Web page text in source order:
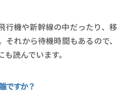
行機や新幹線の中だったり、移
れから待機時間もあるので、
読んでいます。
ですか？